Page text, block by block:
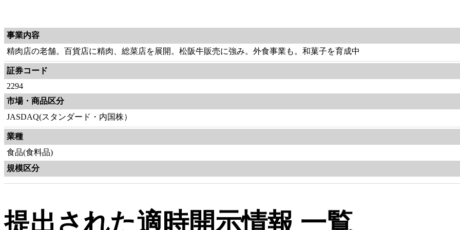
事業内容
精肉店の老舗。百貨店に精肉、総菜店を展開。松阪牛販売に強み。外食事業も。和菓子を育成中
証券コード
2294
市場・商品区分
JASDAQ(スタンダード・内国株）
業種
食品(食料品)
規模区分
提出された適時開示情報 一覧